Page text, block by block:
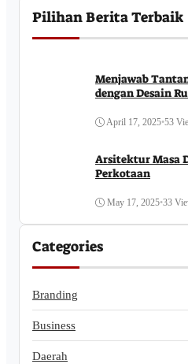
Pilihan Berita Terbaik
Menjawab
dengan Desain
April 17, 2025•53
Arsitektur Masa
Perkotaan
May 17, 2025•33
Categories
Branding
Business
Daerah